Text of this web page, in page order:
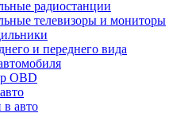
радиостанции
телевизоры и мониторы
и переднего вида
OBD
в авто